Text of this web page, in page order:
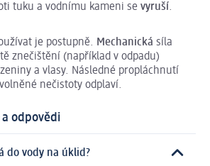
tuku a vodnímu kameni se vyruší.
je postupně. Mechanická síla
znečištění (například v odpadu)
a vlasy. Následné propláchnutí
nečistoty odplaví.
a odpovědi
do vody na úklid?